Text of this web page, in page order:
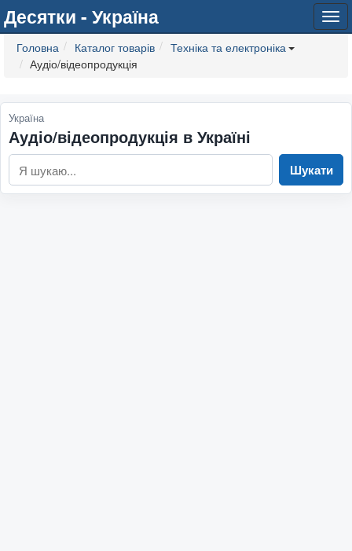
Десятки - Україна
Головна Каталог товарів
Техніка та електроніка
Аудіо/відеопродукція
Україна
Аудіо/відеопродукція в Україні
Шукати